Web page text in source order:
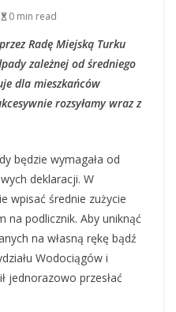
0 min read
Radę Miejską Turku
zależnej od średniego
dla mieszkańców
rozsyłamy wraz z
będzie wymagała od
deklaracji. W
wpisać średnie zużycie
na podlicznik. Aby uniknąć
na własną rękę bądź
Wodociągów i
jednorazowo przesłać